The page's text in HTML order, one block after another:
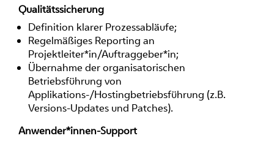
Qualitätssicherung
Definition klarer Prozessabläufe;
Regelmäßiges Reporting an
Projektleiter*in/Auftraggeber*in;
Übernahme der organisatorischen
Betriebsführung von
Applikations-/Hostingbetriebsführung (z.B.
Versions-Updates und Patches).
Anwender*innen-Support